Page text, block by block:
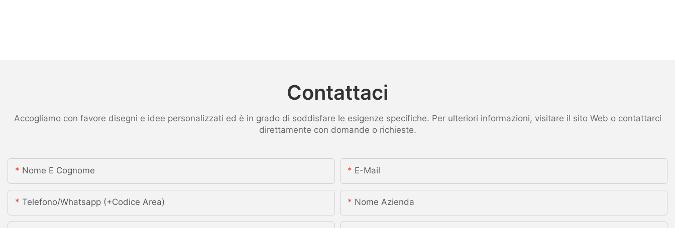
Contattaci
Accogliamo con favore disegni e idee personalizzati ed è in grado di soddisfare le esigenze specifiche. Per ulteriori informazioni, visitare il sito Web o contattarci
direttamente con domande o richieste.
Nome E Cognome E-Mail
Telefono/whatsapp (+codice Area) Nome Azienda